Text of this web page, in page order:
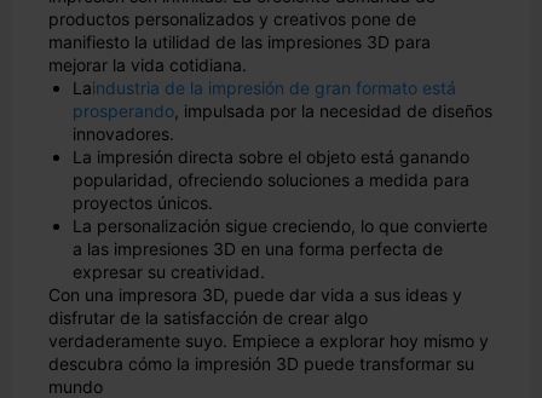
productos personalizados y creativos pone de
manifiesto la utilidad de las impresiones 3D para
mejorar la vida cotidiana.
Laindustria de la impresión de gran formato está
prosperando , impulsada por la necesidad de diseños
innovadores.
La impresión directa sobre el objeto está ganando
popularidad, ofreciendo soluciones a medida para
proyectos únicos.
La personalización sigue creciendo, lo que convierte
a las impresiones 3D en una forma perfecta de
expresar su creatividad.
Con una impresora 3D, puede dar vida a sus ideas y
disfrutar de la satisfacción de crear algo
verdaderamente suyo. Empiece a explorar hoy mismo y
descubra cómo la impresión 3D puede transformar su
mundo